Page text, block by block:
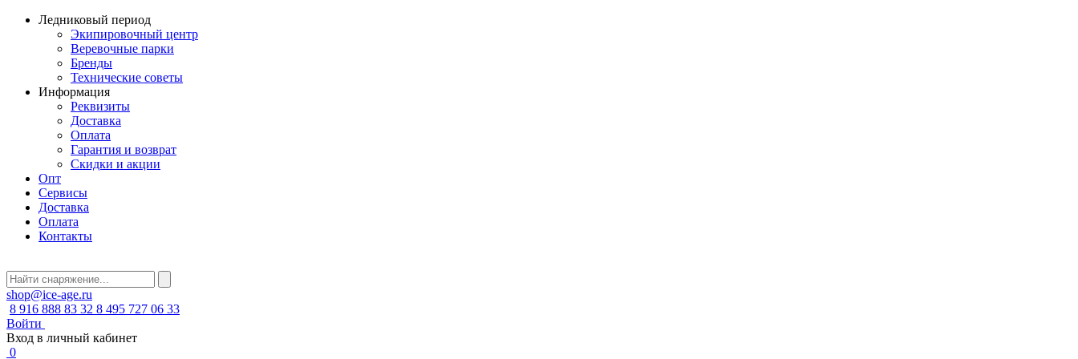
Ледниковый период
Экипировочный центр
Веревочные парки
Бренды
Технические советы
Информация
Реквизиты
Доставка
Оплата
Гарантия и возврат
Скидки и акции
Опт
Сервисы
Доставка
Оплата
Контакты
shop@ice-age.ru
8 916 888 83 32 8 495 727 06 33
Войти
Вход в личный кабинет
0